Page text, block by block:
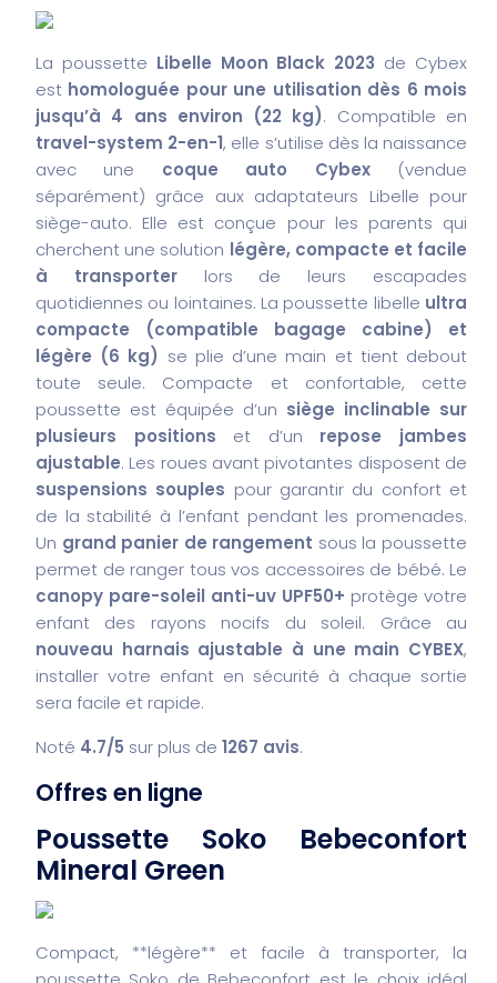
La poussette Libelle Moon Black 2023 de Cybex
est homologuée pour une utilisation dès 6 mois
jusqu’à 4 ans environ (22 kg). Compatible en
travel-system 2-en-1, elle s’utilise dès la naissance
avec une coque auto Cybex(vendue
séparément) grâce aux adaptateurs Libelle pour
siège-auto. Elle est conçue pour les parents qui
cherchent une solution légère, compacte et facile
à transporterlors de leurs escapades
quotidiennes ou lointaines. La poussette libelle ultra
compacte (compatible bagage cabine) et
légère (6 kg) se plie d’une main et tient debout
toute seule. Compacte et confortable, cette
poussette est équipée d’un siège inclinable sur
plusieurs positions et d’un repose jambes
ajustable. Les roues avant pivotantes disposent de
suspensions souples pour garantir du confort et
de la stabilité à l’enfant pendant les promenades.
Un grand panier de rangement sous la poussette
permet de ranger tous vos accessoires de bébé. Le
canopy pare-soleil anti-uv UPF50+ protège votre
enfant des rayons nocifs du soleil. Grâce au
nouveau harnais ajustable à une main CYBEX,
installer votre enfant en sécurité à chaque sortie
sera facile et rapide.
Noté 4.7/5 sur plus de 1267 avis.
Offres en ligne
Poussette Soko Bebeconfort
Mineral Green
Compact, **légère** et facile à transporter, la